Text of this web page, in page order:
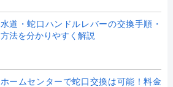
水道・蛇口ハンドルレバーの交換手順・
方法を分かりやすく解説
ホームセンターで蛇口交換は可能！料金